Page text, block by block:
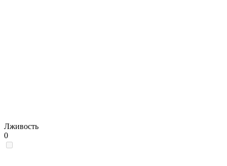
Лживость
0